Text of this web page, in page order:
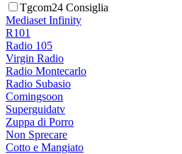
Tgcom24 Consiglia
Mediaset Infinity
R101
Radio 105
Virgin Radio
Radio Montecarlo
Radio Subasio
Comingsoon
Superguidatv
Zuppa di Porro
Non Sprecare
Cotto e Mangiato